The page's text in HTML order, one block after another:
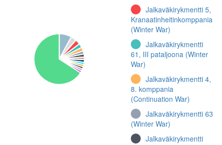
Jalkaväkirykmentti 5,
Kranaatinheitinkomppania
(Winter War)
Jalkaväkirykmentti
61, III pataljoona (Winter
War)
Jalkaväkirykmentti 4,
8. komppania
(Continuation War)
Jalkaväkirykmentti 63
(Winter War)
Jalkaväkirykmentti